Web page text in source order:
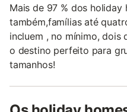
Mais de 97 % dos holiday
também,famílias até
incluem , no mínimo, dois
o destino perfeito para
tamanhos!